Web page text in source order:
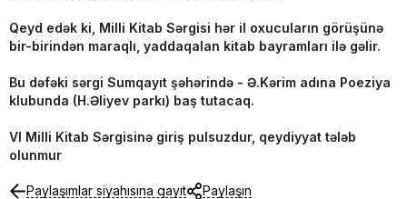
Qeyd edək ki, Milli Kitab Sərgisi hər il oxucuların görüşünə
bir-birindən maraqlı, yaddaqalan kitab bayramları ilə gəlir.
Bu dəfəki sərgi Sumqayıt şəhərində - Ə.Kərim adına Poeziya
klubunda (H.Əliyev parkı) baş tutacaq.
VI Milli Kitab Sərgisinə giriş pulsuzdur, qeydiyyat tələb
olunmur
Paylaşımlar siyahısına qayıt Paylaşın